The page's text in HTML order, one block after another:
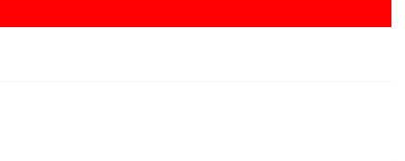
ÇERDİĞİN Cd bölgelerinde 27/06/2026 09:00:00 -
elektrik kesintisi yapılacaktır.